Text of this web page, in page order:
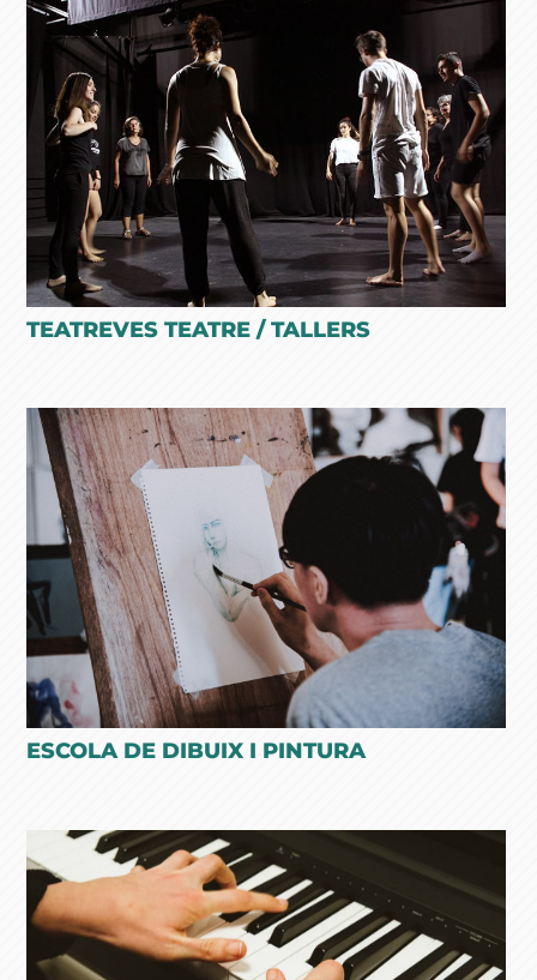
TEATREVES TEATRE / TALLERS
ESCOLA DE DIBUIX I PINTURA